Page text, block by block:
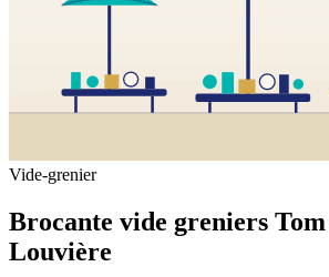
Vide-grenier
Brocante vide greniers
Louvière